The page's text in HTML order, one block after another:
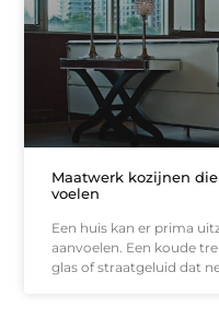
Maatwerk kozijnen
voelen
Een huis kan er prima
aanvoelen. Een koude
glas of straatgeluid dat